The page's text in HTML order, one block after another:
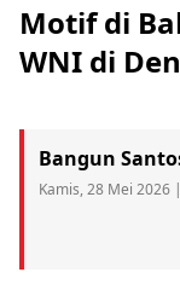
Motif di
WNI di
Bangun
Kamis, 28 Mei 2026